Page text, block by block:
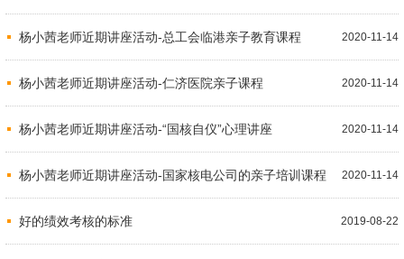
杨小茜老师近期讲座活动-总工会临港亲子教育课程 2020-11-14
杨小茜老师近期讲座活动-仁济医院亲子课程 2020-11-14
杨小茜老师近期讲座活动-“国核自仪”心理讲座 2020-11-14
杨小茜老师近期讲座活动-国家核电公司的亲子培训课程 2020-11-14
好的绩效考核的标准 2019-08-22